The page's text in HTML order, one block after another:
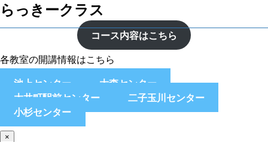
らっきークラス
コース内容はこちら
各教室の開講情報はこちら
池上センター
大森センター
大井町駅前センター
二子玉川センター
小杉センター
×